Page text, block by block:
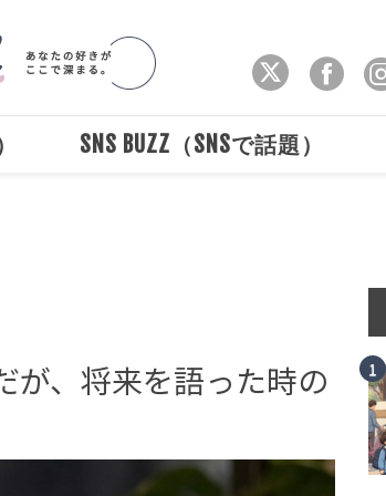
SNS BUZZ（SNSで話題）
が、将来を語った時の